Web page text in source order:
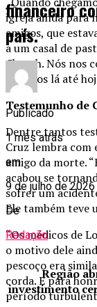
igreja ainda para
amigos, que
a um casal de
Church. Nós nos
Estamos lá até
Testemunho de
Dentre tantos
Cruz lembra com
amigo da morte.
acabou se
sofrer um
Ele também teve
“Os médicos de
o motivo dele
pescoço era
corda. E para
período
financeiro
país.
Publicado
1 mês atrás
em
9 de julho de 2026
De
Redação
Região
investimento